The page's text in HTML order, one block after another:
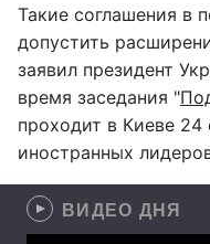
Такие соглашения в
допустить
заявил президент
время заседания "
проходит в Киеве 24
иностранных
ВИДЕО ДНЯ